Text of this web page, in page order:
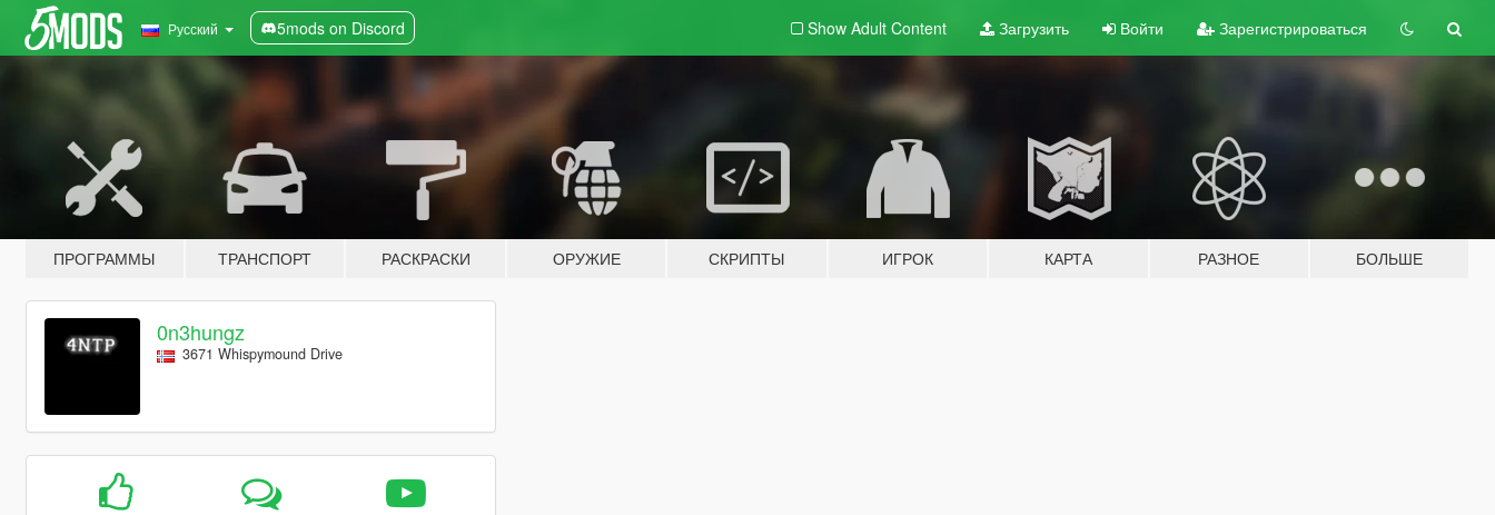
Русский 5mods on Discord Show Adult Content Загрузить Войти Зарегистрироваться
ПРОГРАММЫ ТРАНСПОРТ РАСКРАСКИ ОРУЖИЕ СКРИПТЫ ИГРОК КАРТА РАЗНОЕ БОЛЬШЕ
0n3hungz
3671 Whispymound Drive